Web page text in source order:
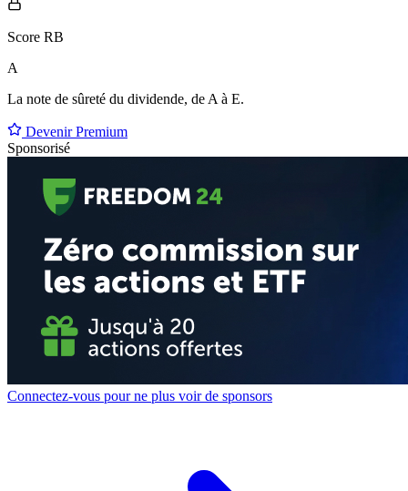
Score RB
A
La note de sûreté du dividende, de A à E.
Devenir Premium
Sponsorisé
Connectez-vous pour ne plus voir de sponsors